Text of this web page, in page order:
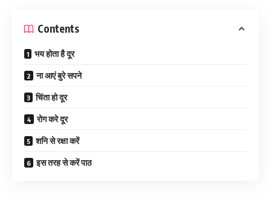
Contents
भय होता है दूर
ना आएं बुरे सपने
चिंता हो दूर
रोग करे दूर
शनि से रक्षा करें
इस तरह से करें पाठ